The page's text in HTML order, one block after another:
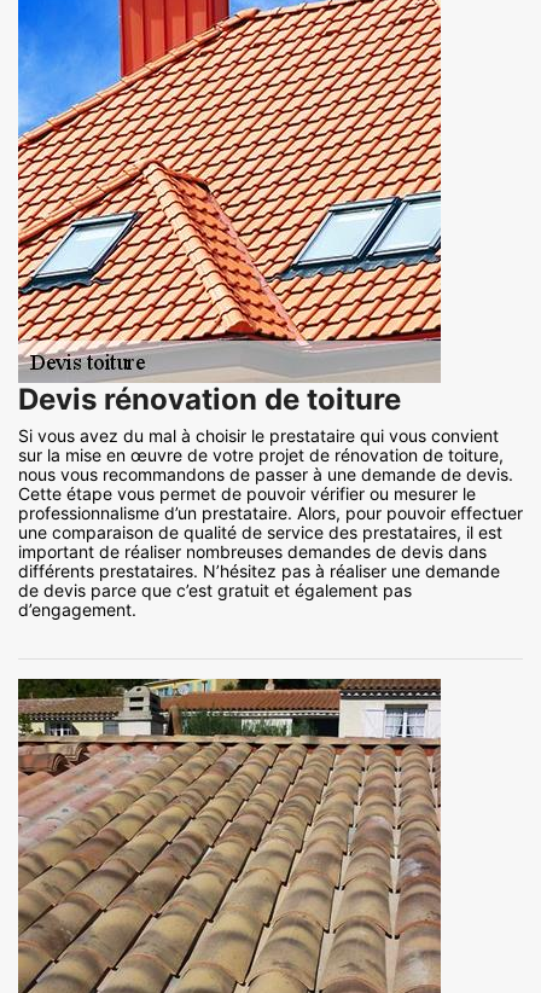
Devis rénovation de toiture
Si vous avez du mal à choisir le prestataire qui vous convient
sur la mise en œuvre de votre projet de rénovation de toiture,
nous vous recommandons de passer à une demande de devis.
Cette étape vous permet de pouvoir vérifier ou mesurer le
professionnalisme d’un prestataire. Alors, pour pouvoir effectuer
une comparaison de qualité de service des prestataires, il est
important de réaliser nombreuses demandes de devis dans
différents prestataires. N’hésitez pas à réaliser une demande
de devis parce que c’est gratuit et également pas
d’engagement.